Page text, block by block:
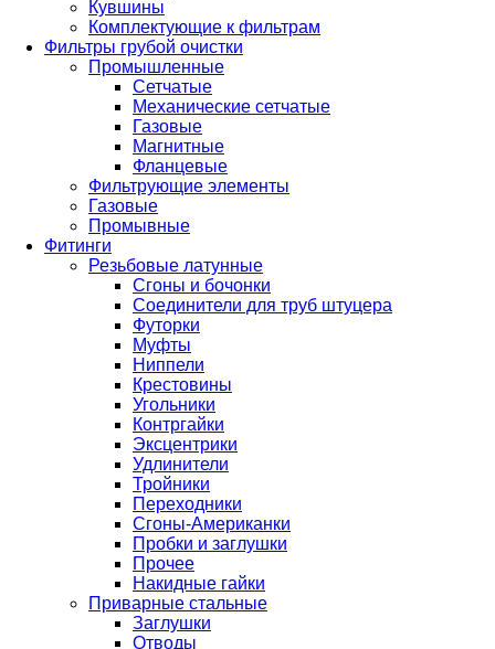
Кувшины
Комплектующие к фильтрам
Фильтры грубой очистки
Промышленные
Сетчатые
Механические сетчатые
Газовые
Магнитные
Фланцевые
Фильтрующие элементы
Газовые
Промывные
Фитинги
Резьбовые латунные
Сгоны и бочонки
Соединители для труб штуцера
Футорки
Муфты
Ниппели
Крестовины
Угольники
Контргайки
Эксцентрики
Удлинители
Тройники
Переходники
Сгоны-Американки
Пробки и заглушки
Прочее
Накидные гайки
Приварные стальные
Заглушки
Отводы